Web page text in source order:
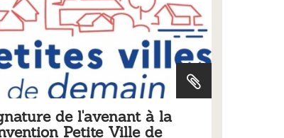
Tarifs 2026 des services
municipaux